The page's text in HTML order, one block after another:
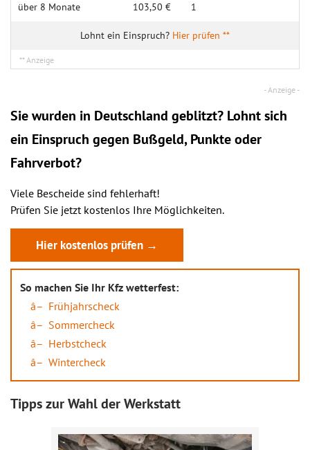
über 8 Mo­nate 103,50 € 1
Hier prüfen **
Sie wurden in Deutschland geblitzt? Lohnt sich
ein Einspruch gegen Bußgeld, Punkte oder
Fahrverbot?
Viele Bescheide sind fehlerhaft!
Prüfen Sie jetzt kostenlos Ihre Möglichkeiten.
Hier kostenlos prüfen →
So machen Sie Ihr Kfz wetterfest:
Frühjahrscheck
Sommercheck
Herbstcheck
Wintercheck
Tipps zur Wahl der Werkstatt